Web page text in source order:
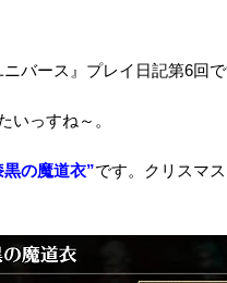
バース』プレイ日記第6回で
いっすね～。
黒の魔道衣”です。クリスマ